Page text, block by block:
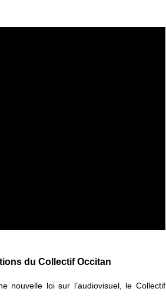
du Collectif Occitan
nouvelle loi sur l’audiovisuel, le Collectif